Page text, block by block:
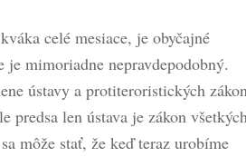
celé mesiace, je obyčajné
mimoriadne nepravdepodobný.
ústavy a protiteroristických
predsa len ústava je zákon
môže stať, že keď teraz urobíme